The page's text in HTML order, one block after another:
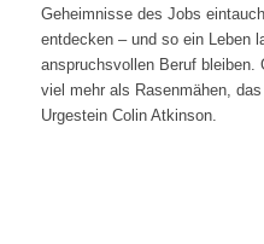
Geheimnisse des Jobs
entdecken – und so ein Leben
anspruchsvollen Beruf
viel mehr als Rasenmähen,
Urgestein Colin Atkinson.